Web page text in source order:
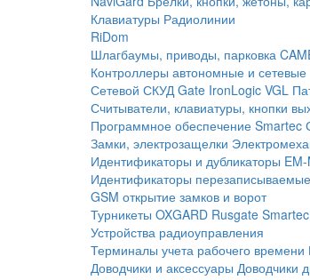
Клавиатуры Радиолинии
RiDom
Шлагбаумы, приводы, парковка
Контроллеры автономные и сетевые
Сетевой СКУД Gate IronLogic VGL
Считыватели, клавиатуры, кнопки
Программное обеспечение Smartec
Замки, электрозащелки
Идентификаторы и дубликаторы
Идентификаторы перезаписываемые
GSM открытие замков и ворот
Турникеты OXGARD Rusgate Smartec
Устройства радиоуправления
Терминалы учета рабочего времени
Доводчики и аксессуары Доводчики